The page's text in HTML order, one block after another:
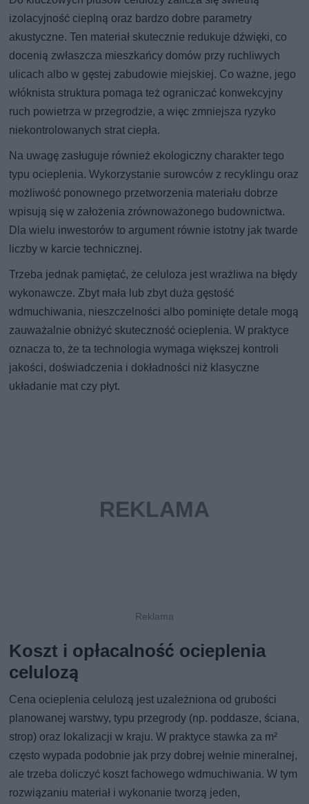
izolacyjność cieplną oraz bardzo dobre parametry
akustyczne. Ten materiał skutecznie redukuje dźwięki, co
docenią zwłaszcza mieszkańcy domów przy ruchliwych
ulicach albo w gęstej zabudowie miejskiej. Co ważne, jego
włóknista struktura pomaga też ograniczać konwekcyjny
ruch powietrza w przegrodzie, a więc zmniejsza ryzyko
niekontrolowanych strat ciepła.
Na uwagę zasługuje również ekologiczny charakter tego
typu ocieplenia. Wykorzystanie surowców z recyklingu oraz
możliwość ponownego przetworzenia materiału dobrze
wpisują się w założenia zrównoważonego budownictwa.
Dla wielu inwestorów to argument równie istotny jak twarde
liczby w karcie technicznej.
Trzeba jednak pamiętać, że celuloza jest wrażliwa na błędy
wykonawcze. Zbyt mała lub zbyt duża gęstość
wdmuchiwania, nieszczelności albo pominięte detale mogą
zauważalnie obniżyć skuteczność ocieplenia. W praktyce
oznacza to, że ta technologia wymaga większej kontroli
jakości, doświadczenia i dokładności niż klasyczne
układanie mat czy płyt.
Koszt i opłacalność ocieplenia
celulozą
Cena ocieplenia celulozą jest uzależniona od grubości
planowanej warstwy, typu przegrody (np. poddasze, ściana,
strop) oraz lokalizacji w kraju. W praktyce stawka za m²
często wypada podobnie jak przy dobrej wełnie mineralnej,
ale trzeba doliczyć koszt fachowego wdmuchiwania. W tym
rozwiązaniu materiał i wykonanie tworzą jeden,